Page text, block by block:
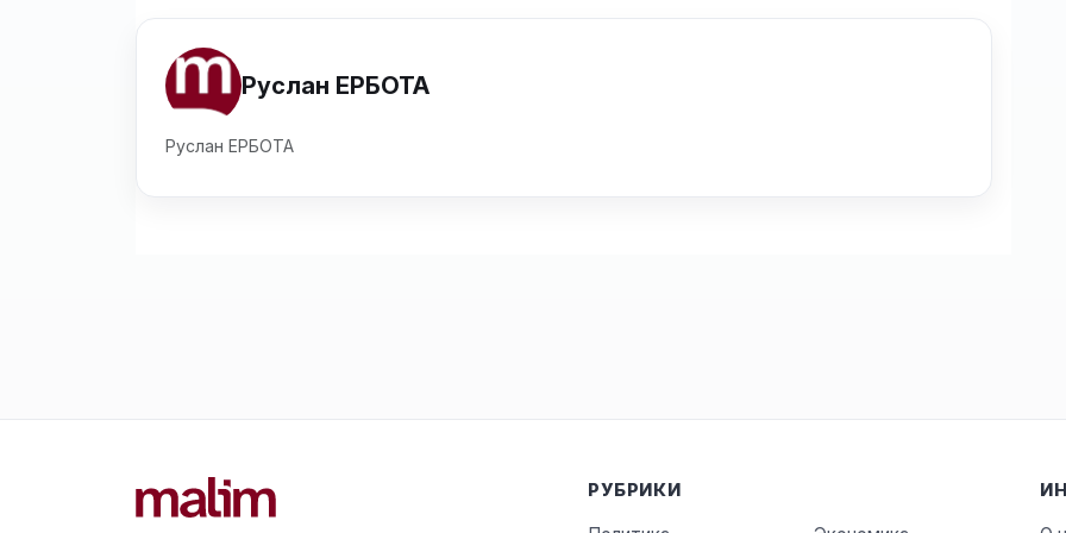
Руслан ЕРБОТА
Руслан ЕРБОТА
РУБРИКИ